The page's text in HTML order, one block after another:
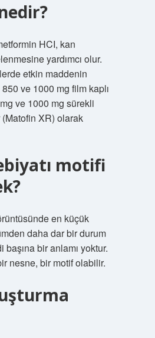
HCI, kan
yardımcı olur.
etkin maddenin
850 ve 1000 mg film kaplı
ve 1000 mg sürekli
XR) olarak
motifi
en küçük
daha dar bir durum
bir anlamı yoktur.
nesne, bir motif olabilir.